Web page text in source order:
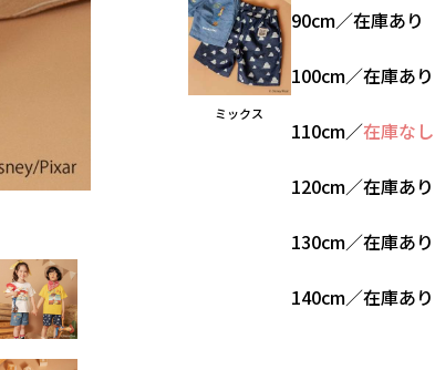
ミックス
90cm／在庫あり
100cm／在庫あり
110cm／在庫なし
120cm／在庫あり
130cm／在庫あり
140cm／在庫あり